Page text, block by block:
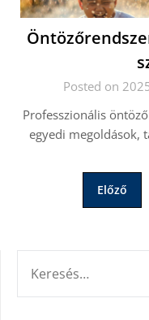
Posted on
Professzionális
egyedi megoldások,
BejegyzésekElőző